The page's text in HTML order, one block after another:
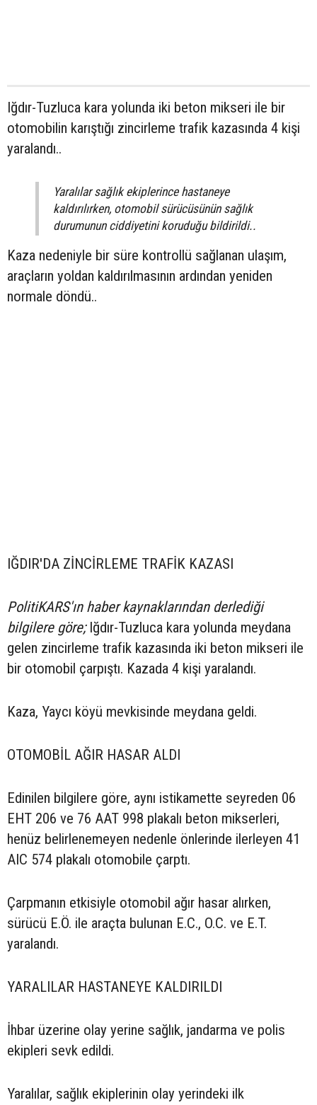
Iğdır-Tuzluca kara yolunda iki beton mikseri ile bir
otomobilin karıştığı zincirleme trafik kazasında 4 kişi
yaralandı..
Yaralılar sağlık ekiplerince hastaneye
kaldırılırken, otomobil sürücüsünün sağlık
durumunun ciddiyetini koruduğu bildirildi..
Kaza nedeniyle bir süre kontrollü sağlanan ulaşım,
araçların yoldan kaldırılmasının ardından yeniden
normale döndü..
IĞDIR'DA ZİNCİRLEME TRAFİK KAZASI
PolitiKARS'ın haber kaynaklarından derlediği
bilgilere göre;Iğdır-Tuzluca kara yolunda meydana
gelen zincirleme trafik kazasında iki beton mikseri ile
bir otomobil çarpıştı. Kazada 4 kişi yaralandı.
Kaza, Yaycı köyü mevkisinde meydana geldi.
OTOMOBİL AĞIR HASAR ALDI
Edinilen bilgilere göre, aynı istikamette seyreden 06
EHT 206 ve 76 AAT 998 plakalı beton mikserleri,
henüz belirlenemeyen nedenle önlerinde ilerleyen 41
AIC 574 plakalı otomobile çarptı.
Çarpmanın etkisiyle otomobil ağır hasar alırken,
sürücü E.Ö. ile araçta bulunan E.C., O.C. ve E.T.
yaralandı.
YARALILAR HASTANEYE KALDIRILDI
İhbar üzerine olay yerine sağlık, jandarma ve polis
ekipleri sevk edildi.
Yaralılar, sağlık ekiplerinin olay yerindeki ilk